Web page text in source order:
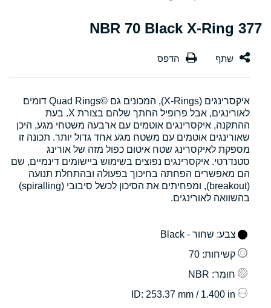
377 NBR 70 Black X-Ring
איקסרינגים (X-Rings), המכונים גם Quad Rings©‎ דומים
לאורינגים, אבל פרופיל החתך שלהם בצורת X. בעת
ההתקנה, איקסרינגים אוטמים עם ארבעה משטחי מגע, היכן
שאורינגים אוטמים עם משטח מגע אחד גדול יותר. תכונה זו
מספקת לאיקסרינג שטח איטום כפול מזה של אורינג
סטנדרטי. איקסרינגים נפוצים בשימוש ביישומים דינמיים, שם
הם מאפשרים הפחתה בחיכוך בפעולה ובהתחלת תנועה
(breakout), ומפחיתים את הסיכון לכשל סיבובי (spiralling)
בהשוואה לאורינגים.
צבע: שחור - Black
קשיחות: 70
חומר: NBR
: 253.37 mm / 1.400 in